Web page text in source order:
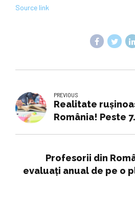
Source link
PREVIOUS
Realitate
România! Peste
cuvântul
Profesorii din
evaluaţi anual de pe o